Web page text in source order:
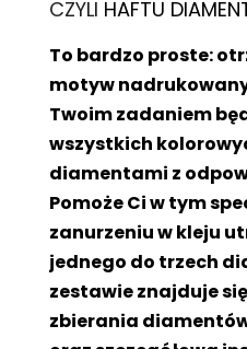
CZYLI HAFTU
To bardzo proste:
motyw
Twoim zadaniem
wszystkich
diamentami z
Pomoże Ci w tym
zanurzeniu w kleju
jednego do trzech
zestawie znajduje
zbierania